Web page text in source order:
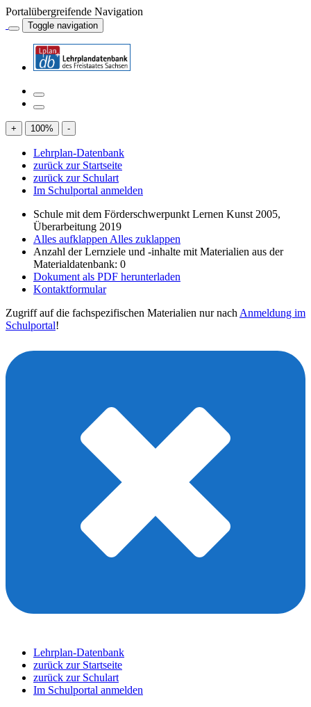
Portalübergreifende Navigation
Toggle navigation
+ 100% -
Lehrplan-Datenbank
zurück zur Startseite
zurück zur Schulart
Im Schulportal anmelden
Schule mit dem Förderschwerpunkt Lernen Kunst 2005,
Überarbeitung 2019
Alles aufklappen Alles zuklappen
Anzahl der Lernziele und -inhalte mit Materialien aus der
Materialdatenbank: 0
Dokument als PDF herunterladen
Kontaktformular
Zugriff auf die fachspezifischen Materialien nur nach Anmeldung im
Schulportal!
Lehrplan-Datenbank
zurück zur Startseite
zurück zur Schulart
Im Schulportal anmelden